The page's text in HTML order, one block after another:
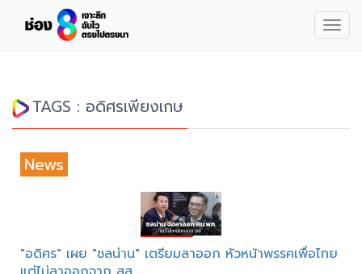
TAGS : อดิศรเพียงเกษ
News
"อดิศร" เผย "ชลน่าน" เตรียมลาออก หัวหน้าพรรคเพื่อไทย